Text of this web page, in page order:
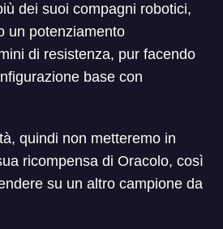
dei suoi compagni robotici,
un potenziamento
di resistenza, pur facendo
base con
quindi non metteremo in
ricompensa di Oracolo, così
su un altro campione da